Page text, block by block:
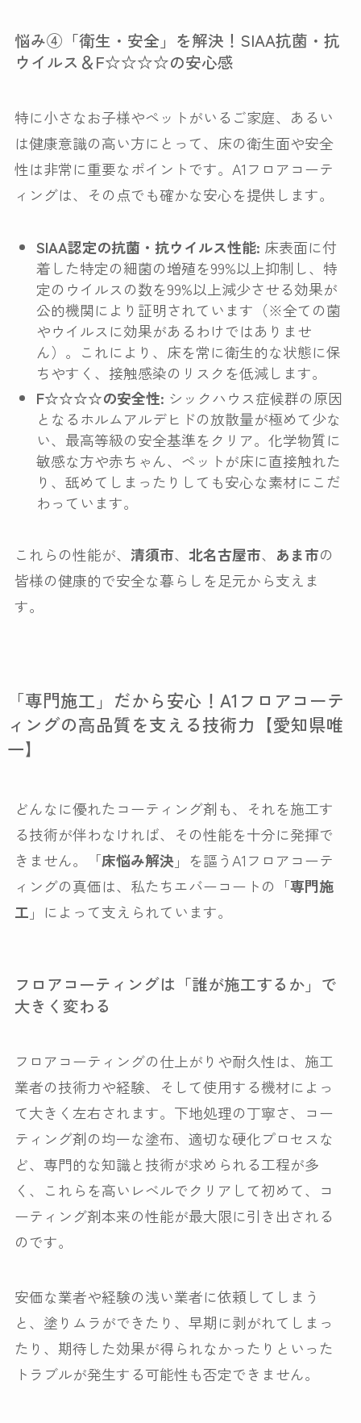
悩み④「衛生・安全」を解決！SIAA抗菌・抗
ウイルス＆F☆☆☆☆の安心感
特に小さなお子様やペットがいるご家庭、あるい
は健康意識の高い方にとって、床の衛生面や安全
性は非常に重要なポイントです。A1フロアコーテ
ィングは、その点でも確かな安心を提供します。
SIAA認定の抗菌・抗ウイルス性能: 床表面に付
着した特定の細菌の増殖を99%以上抑制し、特
定のウイルスの数を99%以上減少させる効果が
公的機関により証明されています（※全ての菌
やウイルスに効果があるわけではありませ
ん）。これにより、床を常に衛生的な状態に保
ちやすく、接触感染のリスクを低減します。
F☆☆☆☆の安全性: シックハウス症候群の原因
となるホルムアルデヒドの放散量が極めて少な
い、最高等級の安全基準をクリア。化学物質に
敏感な方や赤ちゃん、ペットが床に直接触れた
り、舐めてしまったりしても安心な素材にこだ
わっています。
これらの性能が、 清須市、 北名古屋市、 あま市の
皆様の健康的で安全な暮らしを足元から支えま
す。
「専門施工」だから安心！A1フロアコーテ
ィングの高品質を支える技術力【愛知県唯
一】
どんなに優れたコーティング剤も、それを施工す
る技術が伴わなければ、その性能を十分に発揮で
きません。「床悩み解決」を謳うA1フロアコーテ
ィングの真価は、私たちエバーコートの「専門施
工 」によって支えられています。
フロアコーティングは「誰が施工するか」で
大きく変わる
フロアコーティングの仕上がりや耐久性は、施工
業者の技術力や経験、そして使用する機材によっ
て大きく左右されます。下地処理の丁寧さ、コー
ティング剤の均一な塗布、適切な硬化プロセスな
ど、専門的な知識と技術が求められる工程が多
く、これらを高いレベルでクリアして初めて、コ
ーティング剤本来の性能が最大限に引き出される
のです。
安価な業者や経験の浅い業者に依頼してしまう
と、塗りムラができたり、早期に剥がれてしまっ
たり、期待した効果が得られなかったりといった
トラブルが発生する可能性も否定できません。